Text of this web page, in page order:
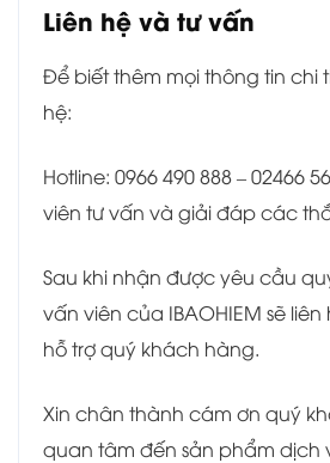
Liên hệ và tư vấn
Để biết thêm mọi thông tin chi
hệ:
Hotline: 0966 490 888 – 02466
viên tư vấn và giải đáp các
Sau khi nhận được yêu cầu
vấn viên của IBAOHIEM sẽ
hỗ trợ quý khách hàng.
Xin chân thành cám ơn quý
quan tâm đến sản phẩm dịch